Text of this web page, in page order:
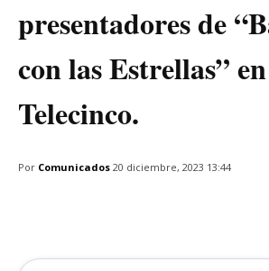
presentadores de
con las Estrellas” en
Telecinco.
Por Comunicados 20 diciembre, 2023 13:44